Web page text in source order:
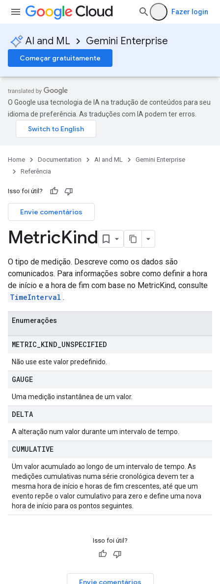
Fazer login
AI and ML Gemini Enterprise
Começar gratuitamente
O Google usa tecnologia de IA na tradução de conteúdos para seu
idioma de preferência. As traduções com IA podem ter erros.
Home Documentation AI and ML
Gemini Enterprise
Referência
Isso foi útil?
Envie comentários
MetricKind
O tipo de medição. Descreve como os dados são
comunicados. Para informações sobre como definir a hora
de início e a hora de fim com base no MetricKind, consulte
TimeInterval .
Enumerações
METRIC KIND UNSPECIFIED
Não use este valor predefinido.
GAUGE
Uma medição instantânea de um valor.
DELTA
A alteração num valor durante um intervalo de tempo.
CUMULATIVE
Um valor acumulado ao longo de um intervalo de tempo. As
medições cumulativas numa série cronológica devem ter a
mesma hora de início e horas de fim crescentes, até que um
evento repõe o valor cumulativo para zero e define uma nova
hora de início para os pontos seguintes.
Isso foi útil?
Envie comentários